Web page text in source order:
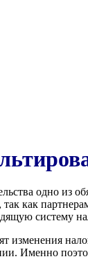
одно из
как
систему
изменения
Именно